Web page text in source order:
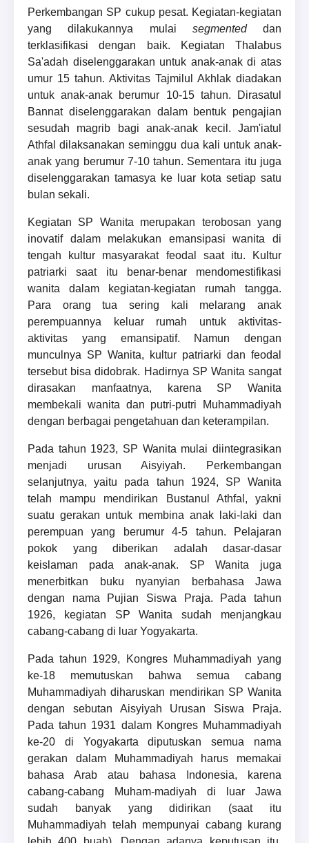
Perkembangan SP cukup pesat. Kegiatan-kegiatan
yang dilakukannya mulai segmenteddan
terklasifikasi dengan baik. Kegiatan Thalabus
Sa'adah diselenggarakan untuk anak-anak di atas
umur 15 tahun. Aktivitas Tajmilul Akhlak diadakan
untuk anak-anak berumur 10-15 tahun. Dirasatul
Bannat diselenggarakan dalam bentuk pengajian
sesudah magrib bagi anak-anak kecil. Jam'iatul
Athfal dilaksanakan seminggu dua kali untuk anak-
anak yang berumur 7-10 tahun. Sementara itu juga
diselenggarakan tamasya ke luar kota setiap satu
bulan sekali.
Kegiatan SP Wanita merupakan terobosan yang
inovatif dalam melakukan emansipasi wanita di
tengah kultur masyarakat feodal saat itu. Kultur
patriarki saat itu benar-benar mendomestifikasi
wanita dalam kegiatan-kegiatan rumah tangga.
Para orang tua sering kali melarang anak
perempuannya keluar rumah untuk aktivitas-
aktivitas yang emansipatif. Namun dengan
munculnya SP Wanita, kultur patriarki dan feodal
tersebut bisa didobrak. Hadirnya SP Wanita sangat
dirasakan manfaatnya, karena SP Wanita
membekali wanita dan putri-putri Muhammadiyah
dengan berbagai pengetahuan dan keterampilan.
Pada tahun 1923, SP Wanita mulai diintegrasikan
menjadi urusan Aisyiyah. Perkembangan
selanjutnya, yaitu pada tahun 1924, SP Wanita
telah mampu mendirikan Bustanul Athfal, yakni
suatu gerakan untuk membina anak laki-laki dan
perempuan yang berumur 4-5 tahun. Pelajaran
pokok yang diberikan adalah dasar-dasar
keislaman pada anak-anak. SP Wanita juga
menerbitkan buku nyanyian berbahasa Jawa
dengan nama Pujian Siswa Praja. Pada tahun
1926, kegiatan SP Wanita sudah menjangkau
cabang-cabang di luar Yogyakarta.
Pada tahun 1929, Kongres Muhammadiyah yang
ke-18 memutuskan bahwa semua cabang
Muhammadiyah diharuskan mendirikan SP Wanita
dengan sebutan Aisyiyah Urusan Siswa Praja.
Pada tahun 1931 dalam Kongres Muhammadiyah
ke-20 di Yogyakarta diputuskan semua nama
gerakan dalam Muhammadiyah harus memakai
bahasa Arab atau bahasa Indonesia, karena
cabang-cabang Muham-madiyah di luar Jawa
sudah banyak yang didirikan (saat itu
Muhammadiyah telah mempunyai cabang kurang